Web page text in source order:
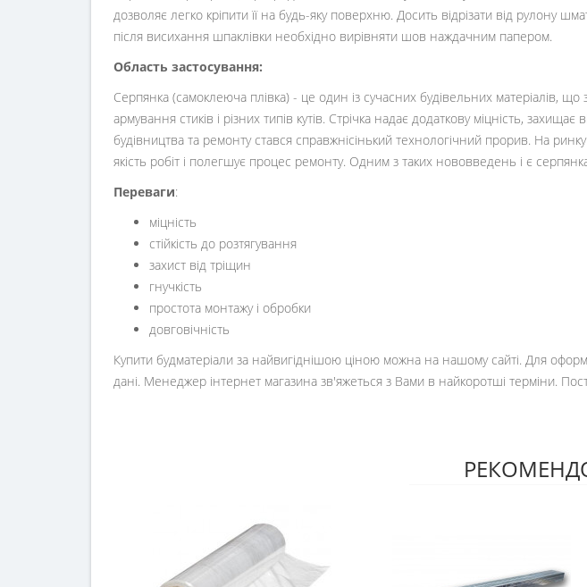
дозволяє легко кріпити її на будь-яку поверхню. Досить відрізати від
після висихання шпаклівки необхідно вирівняти шов наждачним папером.
Область застосування:
Серпянка (самоклеюча плівка) - це один із сучасних будівельних матеріалів,
армування стиків і різних типів кутів. Стрічка надає додаткову міцність,
будівництва та ремонту стався справжнісінький технологічний прорив. На
якість робіт і полегшує процес ремонту. Одним з таких нововведень і є
Переваги:
міцність
стійкість до розтягування
захист від тріщин
гнучкість
простота монтажу і обробки
довговічність
Купити будматеріали за найвигіднішою ціною можна на нашому сайті. Для
дані. Менеджер інтернет магазина зв'яжеться з Вами в найкоротші терміни.